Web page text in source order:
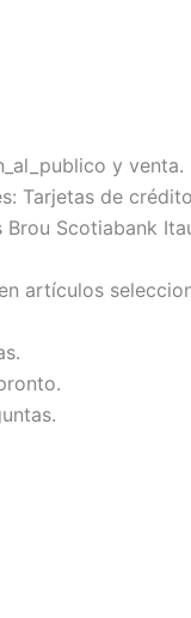
y venta.
Tarjetas de
Scotiabank
artículos